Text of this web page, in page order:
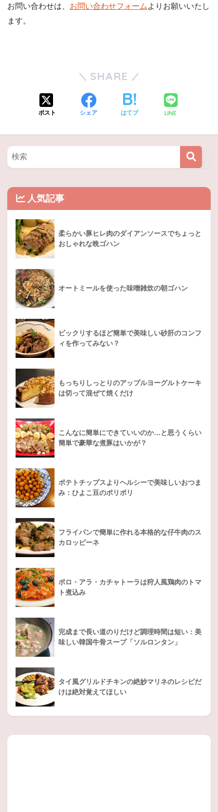
お問い合わせは、 お問い合わせフォーム よりお願いいたし
ます。
SHARE
ポスト シェア はてブ LINE
人気記事
柔らかい豚ヒレ肉のダイアンソースでちょっと
おしゃれな晩ゴハン
オートミールを使った味噌雑炊の朝ゴハン
ビックリするほど簡単で美味しい砂肝のコンフ
ィを作ってみない？
もっちりしっとりのアップルヨーグルトケーキ
は切って混ぜて焼くだけ
こんなに簡単にできていいのか…と思うくらい
簡単で豪華な煮豚はいかが？
ポテトチップスよりヘルシーで美味しいおつま
み：ひよこ豆のポリポリ
フライパンで簡単に作れる本格的な仔牛肉のス
カロッピーネ
ポロ・アラ・カチャトーラは狩人風鶏肉のトマ
ト煮込み
完成まで長い道のりだけど調理時間は短い：美
味しい韓国牛骨スープ「ソルロンタン」
タイ風グリルドチキンの絶妙マリネのレシピだ
けは絶対覚えてほしい